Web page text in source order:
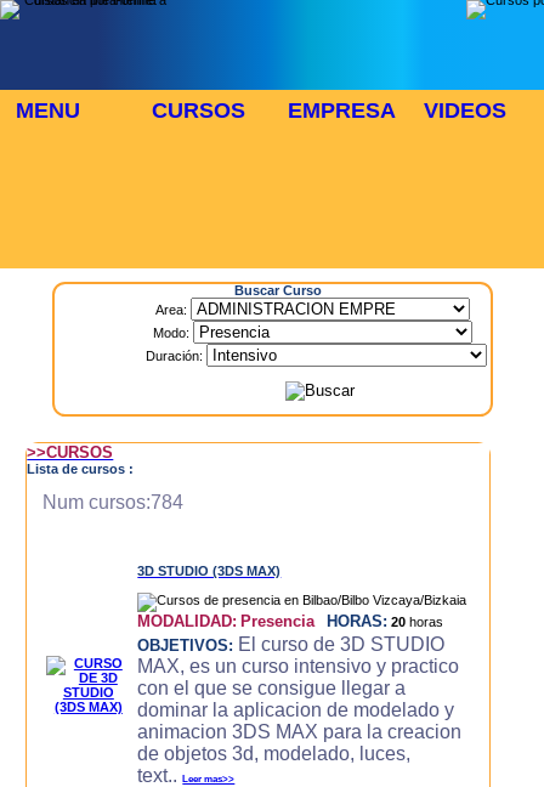
MENU CURSOS EMPRESA VIDEOS
Buscar Curso
Area:
Modo:
Duración:
>>CURSOS
Lista de cursos :
Num cursos:784
3D STUDIO (3DS MAX)
MODALIDAD: Presencia HORAS: 20 horas
OBJETIVOS: El curso de 3D STUDIO
MAX, es un curso intensivo y practico
con el que se consigue llegar a
dominar la aplicacion de modelado y
animacion 3DS MAX para la creacion
de objetos 3d, modelado, luces,
text..Leer mas>>